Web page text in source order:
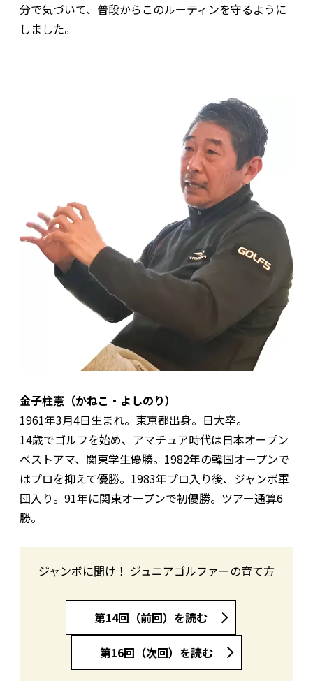
分で気づいて、普段からこのルーティンを守るように
しました。
金子柱憲（かねこ・よしのり）
1961年3月4日生まれ。東京都出身。日大卒。
14歳でゴルフを始め、アマチュア時代は日本オープン
ベストアマ、関東学生優勝。1982年の韓国オープンで
はプロを抑えて優勝。1983年プロ入り後、ジャンボ軍
団入り。91年に関東オープンで初優勝。ツアー通算6
勝。
ジャンボに聞け！ ジュニアゴルファーの育て方
第14回（前回）を読む
第16回（次回）を読む